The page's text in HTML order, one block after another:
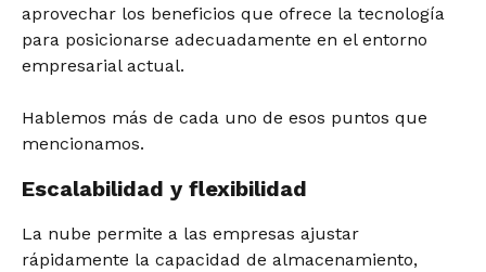
aprovechar los beneficios que ofrece la tecnología
para posicionarse adecuadamente en el entorno
empresarial actual.
Hablemos más de cada uno de esos puntos que
mencionamos.
Escalabilidad y flexibilidad
La nube permite a las empresas ajustar
rápidamente la capacidad de almacenamiento,